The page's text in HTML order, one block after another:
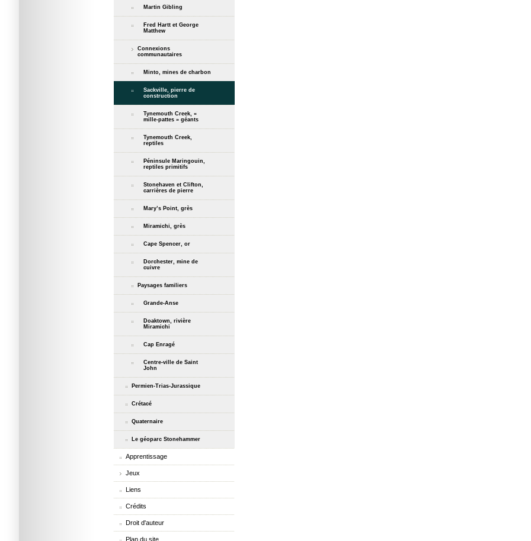
Martin Gibling
Fred Hartt et George
Matthew
Connexions
communautaires
Minto, mines de charbon
Sackville, pierre de
construction
Tynemouth Creek, «
mille-pattes » géants
Tynemouth Creek,
reptiles
Péninsule Maringouin,
reptiles primitifs
Stonehaven et Clifton,
carrières de pierre
Mary’s Point, grès
Miramichi, grès
Cape Spencer, or
Dorchester, mine de
cuivre
Paysages familiers
Grande-Anse
Doaktown, rivière
Miramichi
Cap Enragé
Centre-ville de Saint
John
Permien-Trias-Jurassique
Crétacé
Quaternaire
Le géoparc Stonehammer
Apprentissage
Jeux
Liens
Crédits
Droit d'auteur
Plan du site